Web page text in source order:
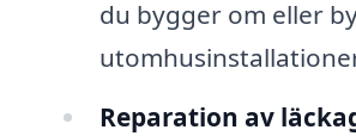
du bygger om eller
Reparation av